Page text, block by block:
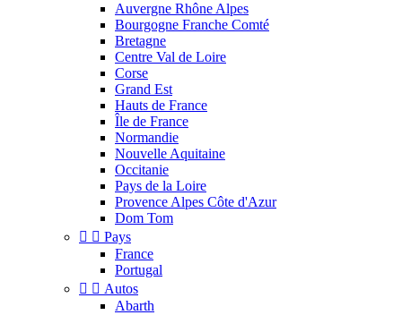
Auvergne Rhône Alpes
Bourgogne Franche Comté
Bretagne
Centre Val de Loire
Corse
Grand Est
Hauts de France
Île de France
Normandie
Nouvelle Aquitaine
Occitanie
Pays de la Loire
Provence Alpes Côte d'Azur
Dom Tom
  Pays
France
Portugal
  Autos
Abarth